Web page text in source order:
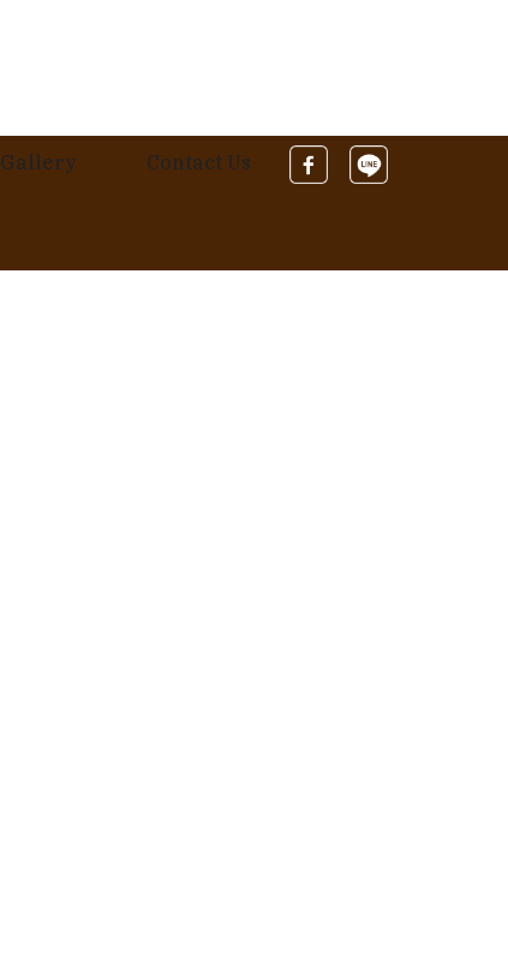
Gallery Contact Us